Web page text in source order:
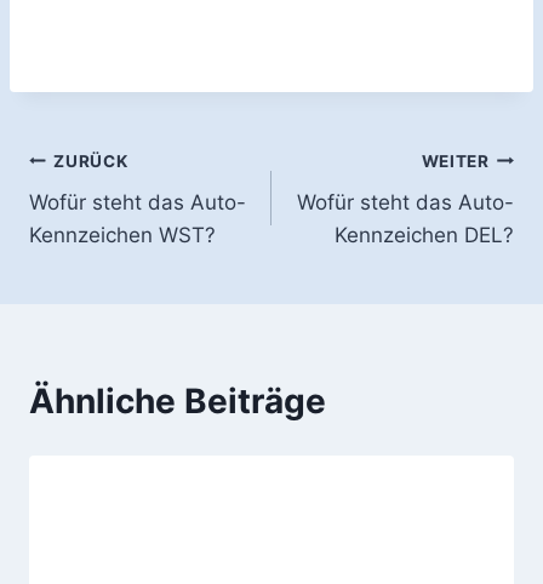
Beitragsnavigation
ZURÜCK
Wofür steht das Auto-
Kennzeichen WST?
WEITER
Wofür steht das Auto-
Kennzeichen DEL?
Ähnliche Beiträge